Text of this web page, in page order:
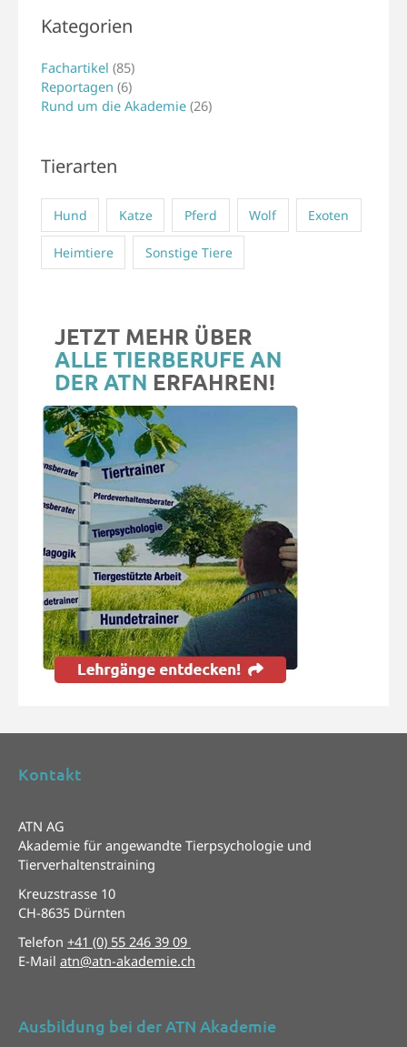
Kategorien
Fachartikel (85)
Reportagen (6)
Rund um die Akademie (26)
Tierarten
Hund Katze Pferd Wolf Exoten
Heimtiere Sonstige Tiere
Kontakt
ATN AG
Akademie für angewandte Tierpsychologie und
Tierverhaltenstraining
Kreuzstrasse 10
CH-8635 Dürnten
Telefon +41 (0) 55 246 39 09
E-Mail atn@atn-akademie.ch
Ausbildung bei der ATN Akademie